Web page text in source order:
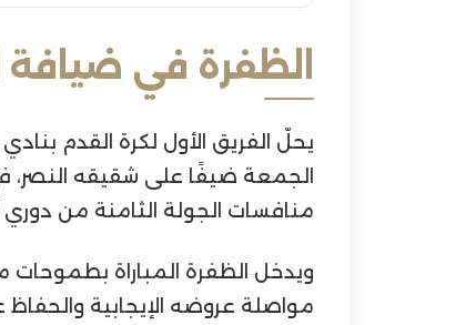
الظفرة في ضيافة
الجمعة ضيفًا على شقيقه النصر،
منافسات الجولة الثامنة من دوري
ويدخل الظفرة المباراة بطموحات
مواصلة عروضه الإيجابية والحفاظ